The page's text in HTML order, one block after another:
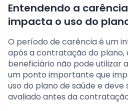
Entendendo a
impacta o uso do
O período de carência é um
após a contratação do plano,
beneficiário não pode utilizar
um ponto importante que
uso do plano de saúde e
avaliado antes da